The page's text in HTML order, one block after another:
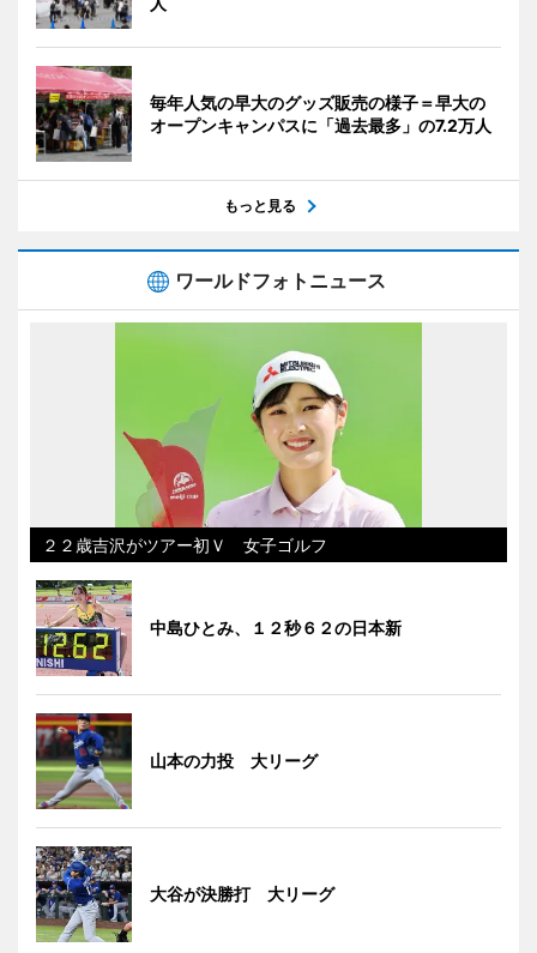
毎年人気の早大のグッズ販売の様子＝早大の
オープンキャンパスに「過去最多」の7.2万人
もっと見る
ワールドフォトニュース
２２歳吉沢がツアー初Ｖ 女子ゴルフ
中島ひとみ、１２秒６２の日本新
山本の力投 大リーグ
大谷が決勝打 大リーグ